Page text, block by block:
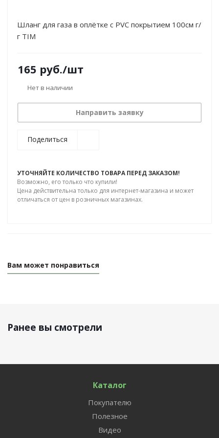
Шланг для газа в оплётке с PVC покрытием 100см г/
г TIM
165 руб./шт
Нет в наличии
Направить заявку
Поделиться
УТОЧНЯЙТЕ КОЛИЧЕСТВО ТОВАРА ПЕРЕД ЗАКАЗОМ!
Возможно, его только что купили!
Цена действительна только для интернет-магазина и может
отличаться от цен в розничных магазинах.
Вам может понравиться
Ранее вы смотрели
Каталог
Покупателю
Полезное
Видео